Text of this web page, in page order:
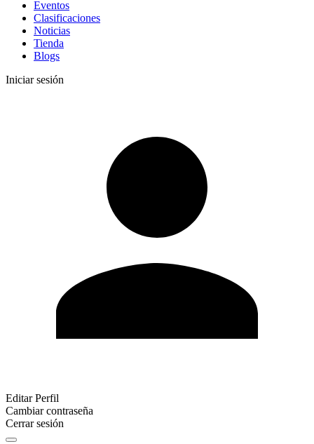
Eventos
Clasificaciones
Noticias
Tienda
Blogs
Iniciar sesión
Editar Perfil
Cambiar contraseña
Cerrar sesión